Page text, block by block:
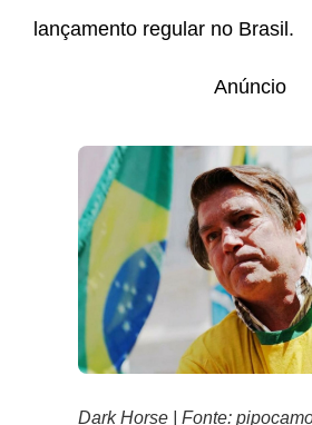
lançamento regular no Brasil.
Anúncio
Dark Horse | Fonte: